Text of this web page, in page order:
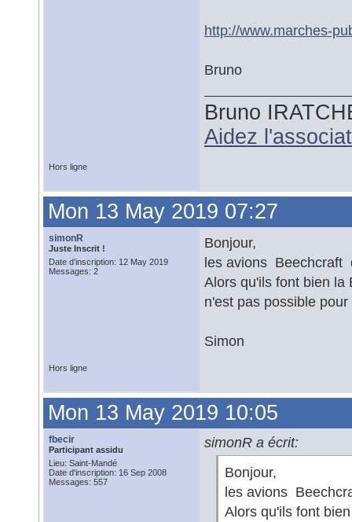
http://www.marches-
Bruno
Bruno
Aidez
Hors ligne
Mon 13 May 2019 07:27
simonR
Juste Inscrit !
Date d'inscription: 12 May 2019
Messages: 2
Bonjour,
les avions Beechcraft
Alors qu'ils font bien la
n'est pas possible
Simon
Hors ligne
Mon 13 May 2019 10:05
fbecir
Participant assidu
Lieu: Saint-Mandé
Date d'inscription: 16 Sep 2008
Messages: 557
simonR a écrit:
Bonjour,
les avions
Alors qu'ils font